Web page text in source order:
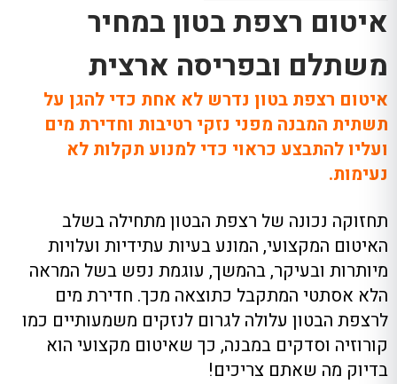
איטום רצפת בטון במחיר
משתלם ובפריסה ארצית
איטום רצפת בטון נדרש לא אחת כדי להגן על
תשתית המבנה מפני נזקי רטיבות וחדירת מים
ועליו להתבצע כראוי כדי למנוע תקלות לא
נעימות.
תחזוקה נכונה של רצפת הבטון מתחילה בשלב
האיטום המקצועי, המונע בעיות עתידיות ועלויות
מיותרות ובעיקר, בהמשך, עוגמת נפש בשל המראה
הלא אסתטי המתקבל כתוצאה מכך. חדירת מים
לרצפת הבטון עלולה לגרום לנזקים משמעותיים כמו
קורוזיה וסדקים במבנה, כך שאיטום מקצועי הוא
בדיוק מה שאתם צריכים!